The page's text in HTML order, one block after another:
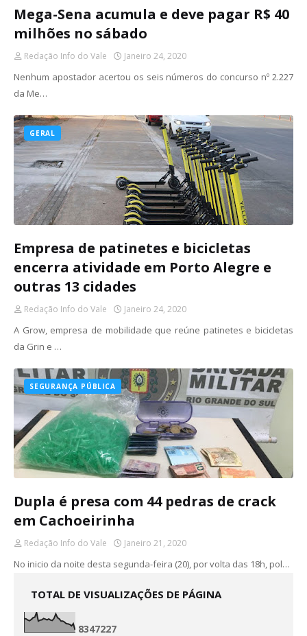
Mega-Sena acumula e deve pagar R$ 40
milhões no sábado
Redação Info do Vale Janeiro 24, 2020
Nenhum apostador acertou os seis números do concurso nº 2.227
da Me…
GERAL
Empresa de patinetes e bicicletas
encerra atividade em Porto Alegre e
outras 13 cidades
Redação Info do Vale Janeiro 24, 2020
A Grow, empresa de mobilidade que reúne patinetes e bicicletas
da Grin e …
SEGURANÇA PÚBLICA
Dupla é presa com 44 pedras de crack
em Cachoeirinha
Redação Info do Vale Janeiro 21, 2020
No inicio da noite desta segunda-feira (20), por volta das 18h, pol…
TOTAL DE VISUALIZAÇÕES DE PÁGINA
8347227